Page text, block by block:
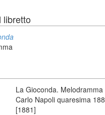
libretto
La Gioconda.
Carlo Napoli quaresima
[1881]